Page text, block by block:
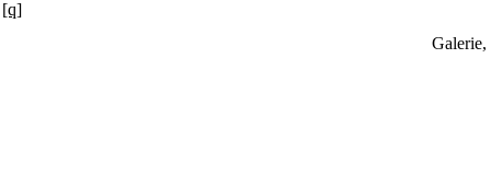
[q]